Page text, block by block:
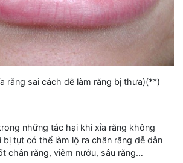
răng sai cách dễ làm răng bị thưa)(**)
những tác hại khi xỉa răng không
bị tụt có thể làm lộ ra chân răng dễ dẫn
chân răng, viêm nướu, sâu răng…